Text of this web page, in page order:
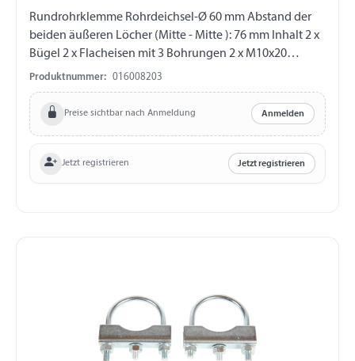
Rundrohrklemme Rohrdeichsel-Ø 60 mm Abstand der
beiden äußeren Löcher (Mitte - Mitte ): 76 mm Inhalt 2 x
Bügel 2 x Flacheisen mit 3 Bohrungen 2 x M10x20
Schraube 6 x Mutter
Produktnummer: 016008203
Preise sichtbar nach Anmeldung Anmelden
Jetzt registrieren Jetzt registrieren